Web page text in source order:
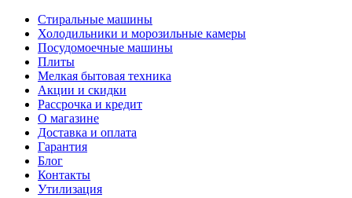
Стиральные машины
Холодильники и морозильные камеры
Посудомоечные машины
Плиты
Мелкая бытовая техника
Акции и скидки
Рассрочка и кредит
О магазине
Доставка и оплата
Гарантия
Блог
Контакты
Утилизация